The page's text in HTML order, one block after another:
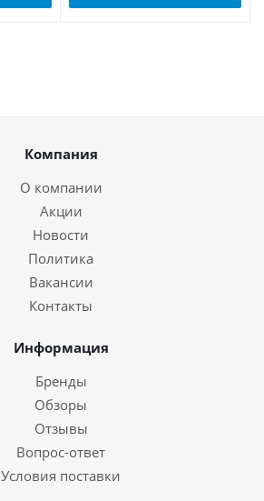
Компания
О компании
Акции
Новости
Политика
Вакансии
Контакты
Информация
Бренды
Обзоры
Отзывы
Вопрос-ответ
Условия поставки